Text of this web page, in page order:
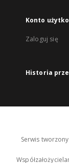
Konto
Zaloguj się
Historia
Serwis